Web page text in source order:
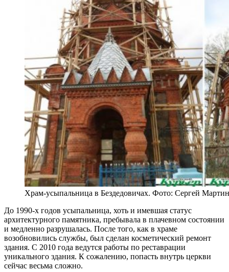
Храм-усыпальница в Бездедовичах. Фото: Сергей
До 1990-х годов усыпальница, хоть и имевшая статус
архитектурного памятника, пребывала в плачевном состоянии
и медленно разрушалась. После того, как в храме
возобновились службы, был сделан косметический ремонт
здания. С 2010 года ведутся работы по реставрации
уникального здания. К сожалению, попасть внутрь церкви
сейчас весьма сложно.